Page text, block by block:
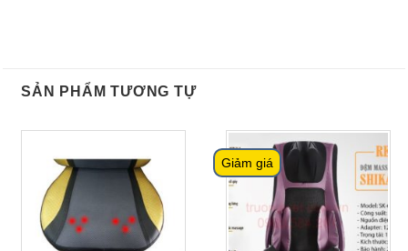
SẢN PHẨM TƯƠNG TỰ
Giảm giá